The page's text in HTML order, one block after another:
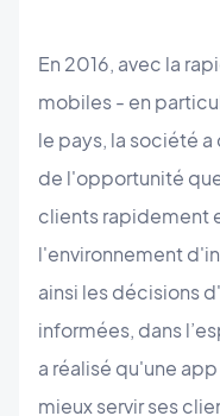
En 2016, avec la
mobiles - en
le pays, la société
de l'opportunité
clients rapidement
l'environnement
ainsi les décisions
informées, dans
a réalisé qu'une
mieux servir ses